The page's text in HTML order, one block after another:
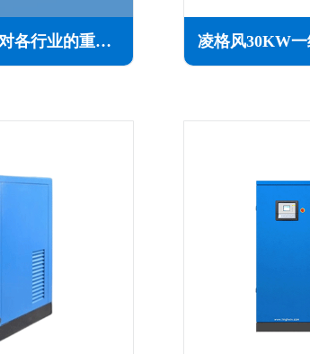
空压机在不同行业中的应用及对各行业的重要性